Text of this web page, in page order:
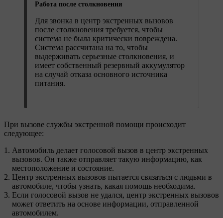
Работа после столкновения
Для звонка в центр экстренных вызовов
после столкновения требуется, чтобы
система не была критически повреждена.
Система рассчитана на то, чтобы
выдерживать серьезные столкновения, и
имеет собственный резервный аккумулятор
на случай отказа основного источника
питания.
При вызове службы экстренной помощи происходит
следующее:
Автомобиль делает голосовой вызов в центр экстренных
вызовов. Он также отправляет такую информацию, как
местоположение и состояние.
Центр экстренных вызовов пытается связаться с людьми в
автомобиле, чтобы узнать, какая помощь необходима.
Если голосовой вызов не удался, центр экстренных вызовов
может ответить на основе информации, отправленной
автомобилем.